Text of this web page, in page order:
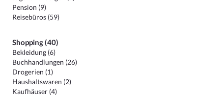
Pension (9)
Reisebüros (59)
Shopping (40)
Bekleidung (6)
Buchhandlungen (26)
Drogerien (1)
Haushaltswaren (2)
Kaufhäuser (4)